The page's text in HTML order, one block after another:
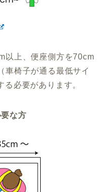
以上、便座側方を70cm
車椅子が通る最低サイ
必要があります。
な方